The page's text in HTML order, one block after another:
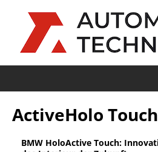
ActiveHolo Touch
BMW HoloActive Touch: